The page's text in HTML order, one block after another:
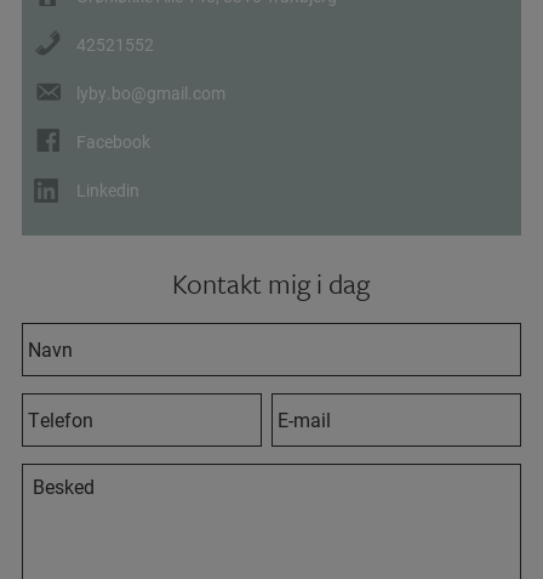
42521552
lyby.bo@gmail.com
Facebook
Linkedin
Kontakt mig i dag